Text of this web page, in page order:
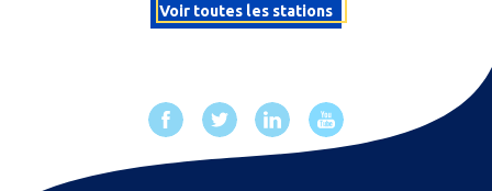
Voir toutes les stations